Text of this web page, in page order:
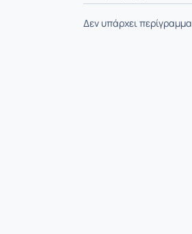
Δεν υπάρχει περίγραμμα